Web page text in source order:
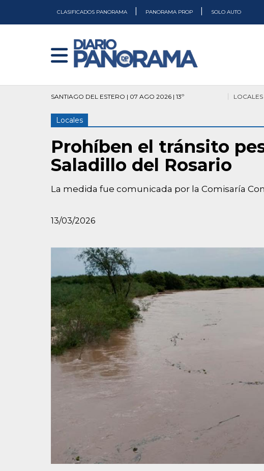
CLASIFICADOS PANORAMA PANORAMA PROP SOLO AUTO
SANTIAGO DEL ESTERO | 07 AGO 2026 | 13º LOCALES
Locales
Prohíben el tránsito
Saladillo del Rosario
La medida fue comunicada por la Comisaría
13/03/2026